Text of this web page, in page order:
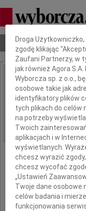
Nekrologi Odeszli
IMIĘ I NAZWISKO:
REGION: cała
DATA EMISJI:
Z
Dbamy o Twoją
Droga
zgodę klikając
Zaufani Partnerzy, w
jak również Agora
Wyborcza sp. z o.o.,
osobowe takie jak
identyfikatory plików
tych plikach do celów
na potrzeby
Twoich
aplikacjach i w
wyświetlanych.
chcesz wyrazić
chcesz wycofać
„Ustawień
Twoje dane
celów badania i
funkcjonowania